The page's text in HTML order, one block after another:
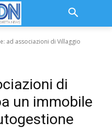
ad associazioni di Villaggio
di
un immobile